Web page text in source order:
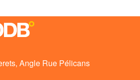
Angle Rue Pélicans